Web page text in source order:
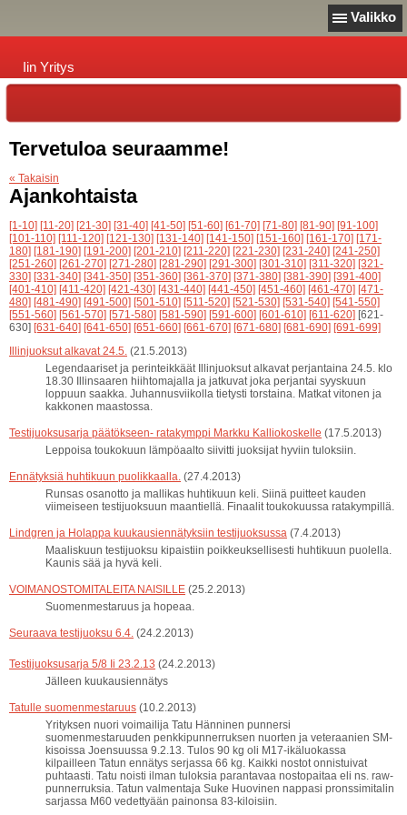
Valikko
Iin Yritys
Tervetuloa seuraamme!
« Takaisin
Ajankohtaista
[1-10] [11-20] [21-30] [31-40] [41-50] [51-60] [61-70] [71-80] [81-90] [91-100]
[101-110] [111-120] [121-130] [131-140] [141-150] [151-160] [161-170] [171-
180] [181-190] [191-200] [201-210] [211-220] [221-230] [231-240] [241-250]
[251-260] [261-270] [271-280] [281-290] [291-300] [301-310] [311-320] [321-
330] [331-340] [341-350] [351-360] [361-370] [371-380] [381-390] [391-400]
[401-410] [411-420] [421-430] [431-440] [441-450] [451-460] [461-470] [471-
480] [481-490] [491-500] [501-510] [511-520] [521-530] [531-540] [541-550]
[551-560] [561-570] [571-580] [581-590] [591-600] [601-610] [611-620] [621-
630] [631-640] [641-650] [651-660] [661-670] [671-680] [681-690] [691-699]
Illinjuoksut alkavat 24.5. (21.5.2013)
Legendaariset ja perinteikkäät Illinjuoksut alkavat perjantaina 24.5. klo
18.30 Illinsaaren hiihtomajalla ja jatkuvat joka perjantai syyskuun
loppuun saakka. Juhannusviikolla tietysti torstaina. Matkat vitonen ja
kakkonen maastossa.
Testijuoksusarja päätökseen- ratakymppi Markku Kalliokoskelle (17.5.2013)
Leppoisa toukokuun lämpöaalto siivitti juoksijat hyviin tuloksiin.
Ennätyksiä huhtikuun puolikkaalla. (27.4.2013)
Runsas osanotto ja mallikas huhtikuun keli. Siinä puitteet kauden
viimeiseen testijuoksuun maantiellä. Finaalit toukokuussa ratakympillä.
Lindgren ja Holappa kuukausiennätyksiin testijuoksussa (7.4.2013)
Maaliskuun testijuoksu kipaistiin poikkeuksellisesti huhtikuun puolella.
Kaunis sää ja hyvä keli.
VOIMANOSTOMITALEITA NAISILLE (25.2.2013)
Suomenmestaruus ja hopeaa.
Seuraava testijuoksu 6.4. (24.2.2013)
Testijuoksusarja 5/8 Ii 23.2.13 (24.2.2013)
Jälleen kuukausiennätys
Tatulle suomenmestaruus (10.2.2013)
Yrityksen nuori voimailija Tatu Hänninen punnersi
suomenmestaruuden penkkipunnerruksen nuorten ja veteraanien SM-
kisoissa Joensuussa 9.2.13. Tulos 90 kg oli M17-ikäluokassa
kilpailleen Tatun ennätys serjassa 66 kg. Kaikki nostot onnistuivat
puhtaasti. Tatu noisti ilman tuloksia parantavaa nostopaitaa eli ns. raw-
punnerruksia. Tatun valmentaja Suke Huovinen nappasi pronssimitalin
sarjassa M60 vedettyään painonsa 83-kiloisiin.